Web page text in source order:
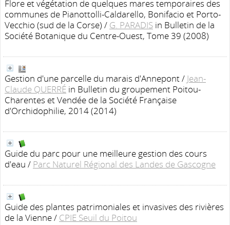
Flore et végétation de quelques mares temporaires des
communes de Pianottolli-Caldarello, Bonifacio et Porto-
Vecchio (sud de la Corse) / G. PARADIS in Bulletin de la
Société Botanique du Centre-Ouest, Tome 39 (2008)
Gestion d'une parcelle du marais d'Annepont/ Jean-
Claude QUERRÉ in Bulletin du groupement Poitou-
Charentes et Vendée de la Société Française
d'Orchidophilie, 2014 (2014)
Guide du parc pour une meilleure gestion des cours
d'eau / Parc Naturel Régional des Landes de Gascogne
Guide des plantes patrimoniales et invasives des rivières
de la Vienne/ CPIE Seuil du Poitou